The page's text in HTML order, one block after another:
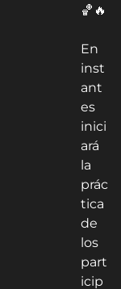
🏀🔥
En
inst
ant
es
inici
ará
la
prác
tica
de
los
part
icip